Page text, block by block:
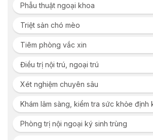
Phẫu thuật ngoại khoa
Triệt sản chó mèo
Tiêm phòng vắc xin
Điều trị nội trú, ngoại trú
Xét nghiệm chuyên sâu
Khám lâm sàng, kiểm tra sức khỏe định
Phòng trị nội ngoại ký sinh trùng